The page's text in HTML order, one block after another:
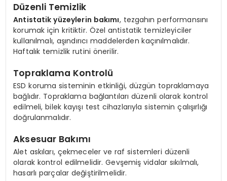
Düzenli Temizlik
Antistatik yüzeylerin bakımı, tezgahın performansını
korumak için kritiktir. Özel antistatik temizleyiciler
kullanılmalı, aşındırıcı maddelerden kaçınılmalıdır.
Haftalık temizlik rutini önerilir.
Topraklama Kontrolü
ESD koruma sisteminin etkinliği, düzgün topraklamaya
bağlıdır. Topraklama bağlantıları düzenli olarak kontrol
edilmeli, bilek kayışı test cihazlarıyla sistemin çalışırlığı
doğrulanmalıdır.
Aksesuar Bakımı
Alet askıları, çekmeceler ve raf sistemleri düzenli
olarak kontrol edilmelidir. Gevşemiş vidalar sıkılmalı,
hasarlı parçalar değiştirilmelidir.